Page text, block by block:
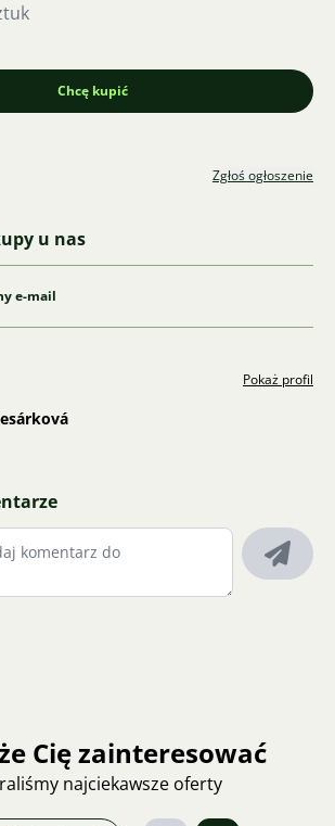
Chcę kupić
Zgłoś ogłoszenie
u nas
e-mail
Pokaż profil
Cię zainteresować
najciekawsze oferty